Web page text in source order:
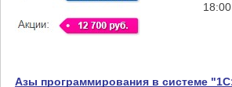
18:00
Азы программирования в системе